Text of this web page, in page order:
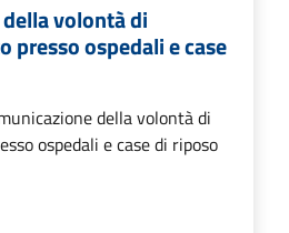
volontà di
presso ospedali e case
della volontà di
ospedali e case di riposo